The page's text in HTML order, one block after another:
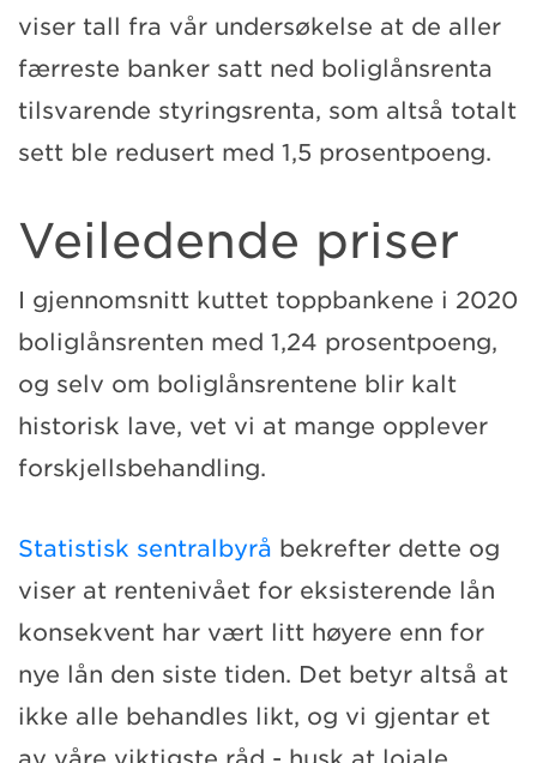
viser tall fra vår undersøkelse at de aller
færreste banker satt ned boliglånsrenta
tilsvarende styringsrenta, som altså totalt
sett ble redusert med 1,5 prosentpoeng.
Veiledende priser
I gjennomsnitt kuttet toppbankene i 2020
boliglånsrenten med 1,24 prosentpoeng,
og selv om boliglånsrentene blir kalt
historisk lave, vet vi at mange opplever
forskjellsbehandling.
Statistisk sentralbyrå bekrefter dette og
viser at rentenivået for eksisterende lån
konsekvent har vært litt høyere enn for
nye lån den siste tiden. Det betyr altså at
ikke alle behandles likt, og vi gjentar et